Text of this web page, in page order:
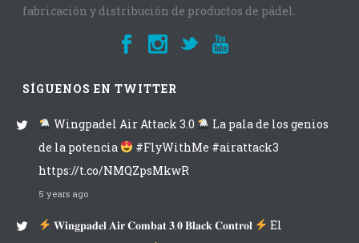
fabricación y distribución de productos de pádel.
SÍGUENOS EN TWITTER
Wingpadel Air Attack 3.0
La pala de los genios
de la potencia
#FlyWithMe #airattack3
https://t.co/NMQZpsMkwR
5 years ago
𝐖𝐢𝐧𝐠𝐩𝐚𝐝𝐞𝐥 𝐀𝐢𝐫 𝐂𝐨𝐦𝐛𝐚𝐭 𝟑.𝟎 𝐁𝐥𝐚𝐜𝐤 𝐂𝐨𝐧𝐭𝐫𝐨𝐥
El